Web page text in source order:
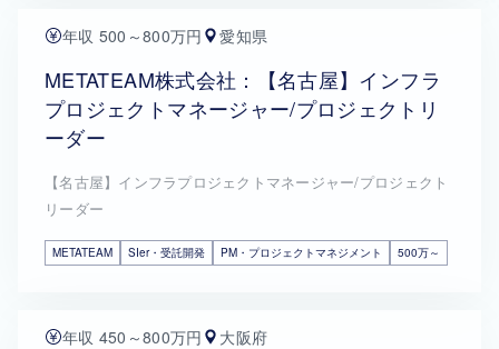
年収 500～800万円 愛知県
METATEAM株式会社：【名古屋】インフラ
プロジェクトマネージャー/プロジェクトリ
ーダー
【名古屋】インフラプロジェクトマネージャー/プロジェクト
リーダー
METATEAM SIer・受託開発 PM・プロジェクトマネジメント 500万～
年収 450～800万円 大阪府